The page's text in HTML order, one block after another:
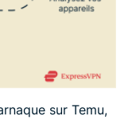
sur Temu,